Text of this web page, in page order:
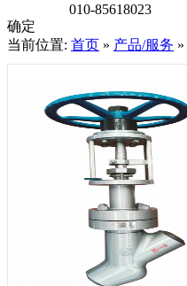
010-85618023
确定
当前位置: 首页 » 产品/服务 »